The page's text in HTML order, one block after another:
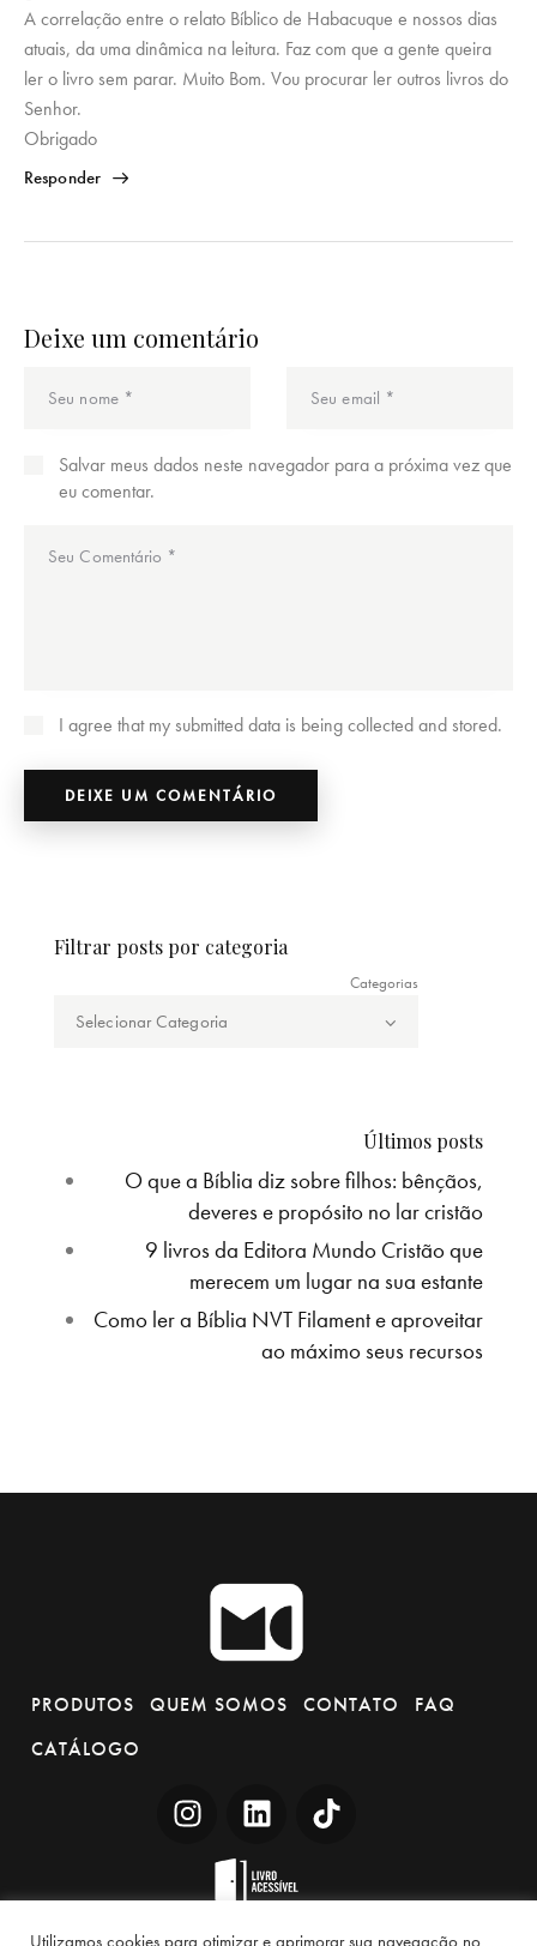
A correlação entre o relato Bíblico de Habacuque e nossos dias
atuais, da uma dinâmica na leitura. Faz com que a gente queira
ler o livro sem parar. Muito Bom. Vou procurar ler outros livros do
Senhor.
Obrigado
Responder
Deixe um comentário
Salvar meus dados neste navegador para a próxima vez que
eu comentar.
I agree that my submitted data is being collected and stored.
Filtrar posts por categoria
Categorias
Últimos posts
O que a Bíblia diz sobre filhos: bênçãos,
deveres e propósito no lar cristão
9 livros da Editora Mundo Cristão que
merecem um lugar na sua estante
Como ler a Bíblia NVT Filament e aproveitar
ao máximo seus recursos
PRODUTOS QUEM SOMOS CONTATO
FAQ
CATÁLOGO
Utilizamos cookies para otimizar e aprimorar sua navegação no